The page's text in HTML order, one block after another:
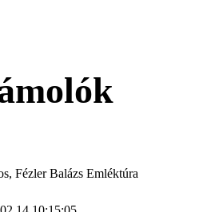
Fézler Balázs Emléktúra